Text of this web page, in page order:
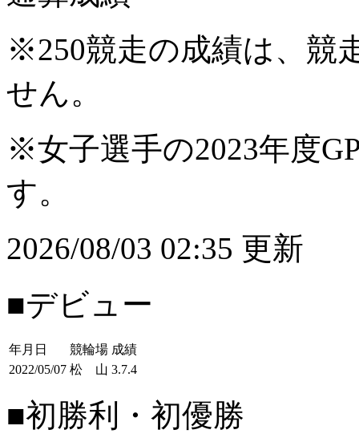
※250競走の成績は、競
せん。
※女子選手の2023年度
す。
2026/08/03 02:35 更新
■デビュー
年月日 競輪場 成績
2022/05/07 松 山 3.7.4
■初勝利・初優勝